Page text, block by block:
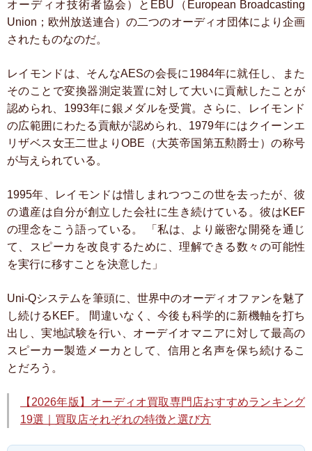
オーディオ技術者協会）とEBU（European Broadcasting
Union；欧州放送連合）の二つのオーディオ団体により企画
されたものなのだ。
レイモンドは、そんなAESの会長に1984年に就任し、また
そのことで変換器測定装置に対して大いに貢献したことが
認められ、1993年に銀メダルを受賞。さらに、レイモンド
の広範囲にわたる貢献が認められ、1979年にはクイーンエ
リザベス女王二世よりOBE（大英帝国第五勲爵士）の称号
が与えられている。
1995年、レイモンドは惜しまれつつこの世を去ったが、彼
の遺産は自分が創立した会社に生き続けている。彼はKEF
の理念をこう語っている。
「私は、より厳密な開発を通じ
て、スピーカを改良するために、理解できる数々の可能性
を実行に移すことを決意した」
Uni-Qシステムを筆頭に、世界中のオーディオファンを魅了
し続けるKEF。
間違いなく、今後も科学的に新機軸を打ち
出し、実地試験を行い、オーデイオマニアに対して最高の
スピーカー製造メーカとして、信用と名声を保ち続けるこ
とだろう。
【2026年版】オーディオ買取専門店おすすめランキング
19選｜買取店それぞれの特徴と選び方